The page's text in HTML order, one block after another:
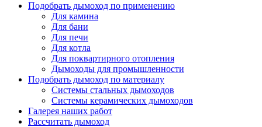
Подобрать дымоход по применению
Для камина
Для бани
Для печи
Для котла
Для поквартирного отопления
Дымоходы для промышленности
Подобрать дымоход по материалу
Системы стальных дымоходов
Системы керамических дымоходов
Галерея наших работ
Рассчитать дымоход